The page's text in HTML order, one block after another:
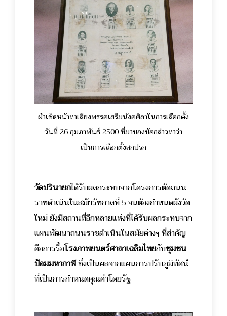
ผ้าเช็ดหน้าหาเสียงพรรคเสรีมนังคศิลาในการเลือกตั้ง
วันที่ 26 กุมภาพันธ์ 2500 ที่มาของข้อกล่าวหาว่า
เป็นการเลือกตั้งสกปรก
วัดปรินายกได้รับผลกระทบจากโครงการตัดถนน
ราชดำเนินในสมัยรัชกาลที่ 5 จนต้องกำหนดผังวัด
ใหม่ ยังมีสถานที่อีกหลายแห่งที่ได้รับผลกระทบจาก
แผนพัฒนาถนนราชดำเนินในสมัยต่างๆ ที่สำคัญ
คือการรื้อโรงภาพยนตร์ศาลาเฉลิมไทยกับชุมชน
ป้อมมหากาฬซึ่งเป็นผลจากแผนการปรับภูมิทัศน์
ที่เป็นการกำหนดคุณค่าโดยรัฐ